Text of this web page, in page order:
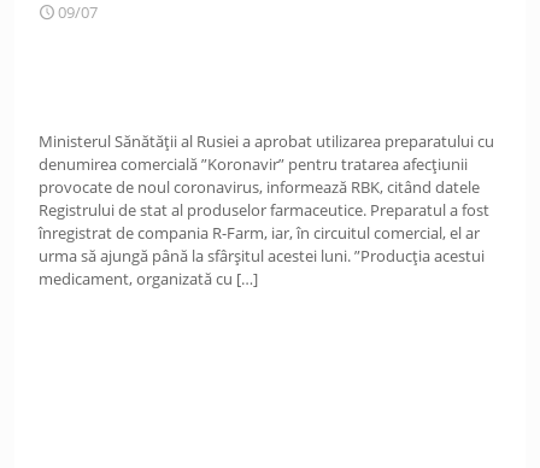
09/07
Ministerul Sănătății al Rusiei a aprobat utilizarea preparatului cu
denumirea comercială ”Koronavir” pentru tratarea afecțiunii
provocate de noul coronavirus, informează RBK, citând datele
Registrului de stat al produselor farmaceutice. Preparatul a fost
înregistrat de compania R-Farm, iar, în circuitul comercial, el ar
urma să ajungă până la sfârșitul acestei luni. ”Producția acestui
medicament, organizată cu […]